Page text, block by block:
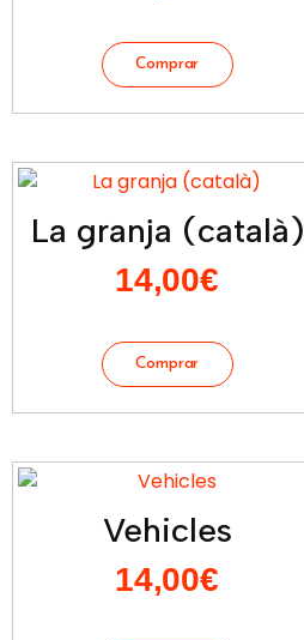
La granja (català)
14,00€
Vehicles
14,00€